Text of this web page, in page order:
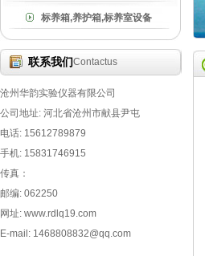
标养箱,养护箱,标养室设备
联系我们Contactus
沧州华韵实验仪器有限公司
公司地址: 河北省沧州市献县尹屯
电话: 15612789879
手机: 15831746915
传真：
邮编: 062250
网址: www.rdlq19.com
E-mail: 1468808832@qq.com